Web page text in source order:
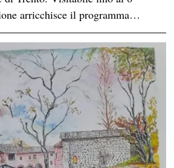
arricchisce il programma…